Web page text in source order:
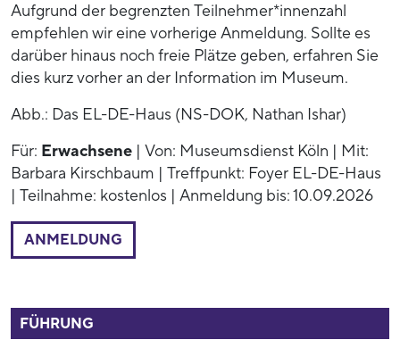
Aufgrund der begrenzten Teilnehmer*innenzahl
empfehlen wir eine vorherige Anmeldung. Sollte es
darüber hinaus noch freie Plätze geben, erfahren Sie
dies kurz vorher an der Information im Museum.
Abb.: Das EL-DE-Haus (NS-DOK, Nathan Ishar)
Für: Erwachsene | Von: Museumsdienst Köln | Mit:
Barbara Kirschbaum | Treffpunkt: Foyer EL-DE-Haus
| Teilnahme: kostenlos | Anmeldung bis: 10.09.2026
ANMELDUNG
FÜHRUNG